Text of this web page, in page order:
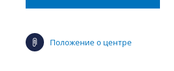
Положение о центре